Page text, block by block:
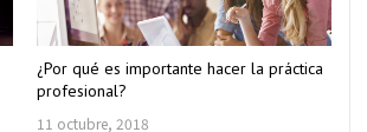
¿Por qué es importante hacer la práctica
profesional?
11 octubre, 2018